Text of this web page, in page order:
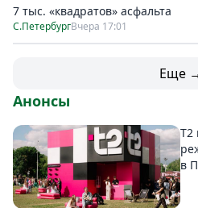
7 тыс. «квадратов» асфальта
С.ПетербургВчера 17:01
Еще
Анонсы
Т2
в